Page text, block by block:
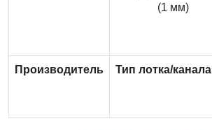
(1 мм)
Производитель Тип лотка/канала